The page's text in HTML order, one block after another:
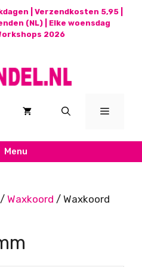
| Verzendkosten 5,95 |
(NL) | Elke woensdag
2026
Menu
Menu
/ Waxkoord / Waxkoord